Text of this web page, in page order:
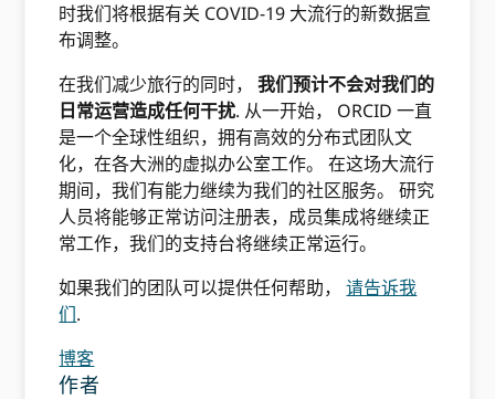
时我们将根据有关 COVID-19 大流行的新数据宣
布调整。
在我们减少旅行的同时，我们预计不会对我们的
日常运营造成任何干扰. 从一开始， ORCID 一直
是一个全球性组织，拥有高效的分布式团队文
化，在各大洲的虚拟办公室工作。 在这场大流行
期间，我们有能力继续为我们的社区服务。 研究
人员将能够正常访问注册表，成员集成将继续正
常工作，我们的支持台将继续正常运行。
如果我们的团队可以提供任何帮助，请告诉我
们.
博客
作者